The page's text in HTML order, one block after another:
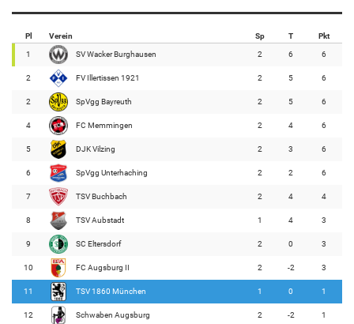
Pl Verein Sp T Pkt
1 SV Wacker Burghausen 2 6 6
2 FV Illertissen 1921 2 5 6
2 SpVgg Bayreuth 2 5 6
4 FC Memmingen 2 4 6
5 DJK Vilzing 2 3 6
6 SpVgg Unterhaching 2 2 6
7 TSV Buchbach 2 4 4
8 TSV Aubstadt 1 4 3
9 SC Eltersdorf 2 0 3
10 FC Augsburg II 2 -2 3
11 TSV 1860 München 1 0 1
12 Schwaben Augsburg 2 -2 1